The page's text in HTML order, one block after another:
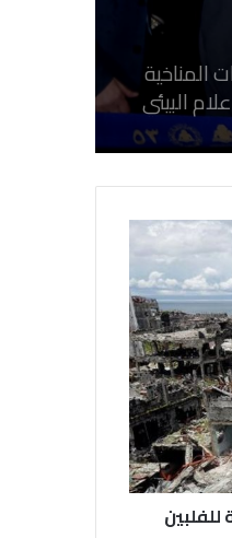
المناخية
وتعلن جائزة للصحافة و الإعلام ‎البيئي
طلبة
في بابل
على صدور أول
لكل